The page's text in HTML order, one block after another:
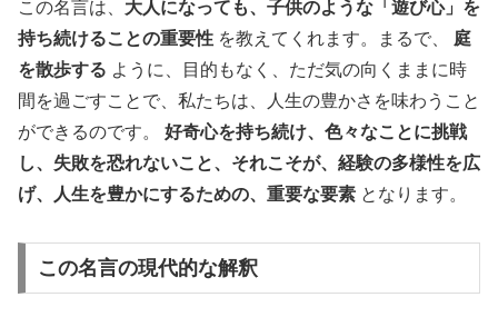
この名言は、 大人になっても、子供のような「遊び心」を
持ち続けることの重要性 を教えてくれます。まるで、 庭
を散歩する ように、目的もなく、ただ気の向くままに時
間を過ごすことで、私たちは、人生の豊かさを味わうこと
ができるのです。 好奇心を持ち続け、色々なことに挑戦
し、失敗を恐れないこと、それこそが、経験の多様性を広
げ、人生を豊かにするための、重要な要素 となります。
この名言の現代的な解釈